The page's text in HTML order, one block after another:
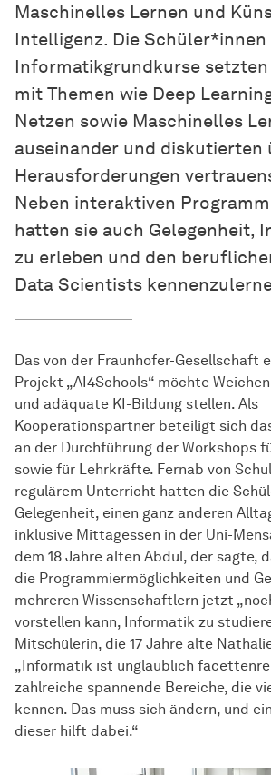
Maschinelles Lernen und
Intelligenz. Die Schüler*innen
Informatikgrundkurse
mit Themen wie Deep
Netzen sowie Maschinelles
auseinander und diskutierten
Herausforderungen
Neben interaktiven
hatten sie auch Gelegenheit,
zu erleben und den
Data Scientists
Das von der Fraunhofer-Gesellschaft
Projekt „AI4Schools“ möchte
und adäquate KI-Bildung stellen. Als
Kooperationspartner beteiligt sich
an der Durchführung der Workshops
sowie für Lehrkräfte. Fernab von
regulärem Unterricht hatten die
Gelegenheit, einen ganz anderen
inklusive Mittagessen in der Uni-
dem 18 Jahre alten Abdul, der sagte,
die Programmiermöglichkeiten und
mehreren Wissenschaftlern jetzt
vorstellen kann, Informatik zu
Mitschülerin, die 17 Jahre alte
„Informatik ist unglaublich
zahlreiche spannende Bereiche, die
kennen. Das muss sich ändern, und
dieser hilft dabei.“